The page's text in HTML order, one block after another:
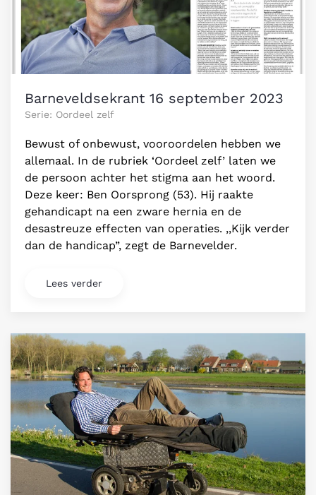
Barneveldsekrant 16 september 2023
Serie: Oordeel zelf
Bewust of onbewust, vooroordelen hebben we
allemaal. In de rubriek ‘Oordeel zelf’ laten we
de persoon achter het stigma aan het woord.
Deze keer: Ben Oorsprong (53). Hij raakte
gehandicapt na een zware hernia en de
desastreuze effecten van operaties. ,,Kijk verder
dan de handicap”, zegt de Barnevelder.
Lees verder